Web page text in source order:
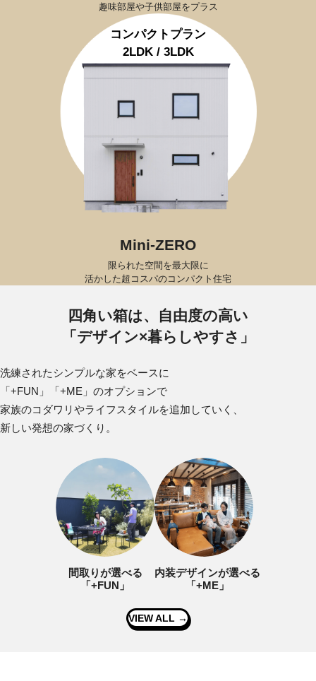
趣味部屋や子供部屋をプラス
コンパクトプラン
2LDK / 3LDK
Mini-ZERO
限られた空間を最大限に
活かした超コスパのコンパクト住宅
四角い箱は、自由度の高い
「デザイン×暮らしやすさ」
洗練されたシンプルな家をベースに
「+FUN」「+ME」のオプションで
家族のコダワリやライフスタイルを追加していく、
新しい発想の家づくり。
間取りが選べる
「+FUN」
内装デザインが選べる
「+ME」
VIEW ALL →